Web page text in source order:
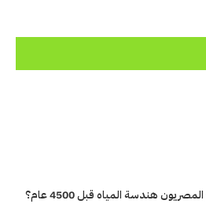
هندسة المياه قبل 4500 عام؟